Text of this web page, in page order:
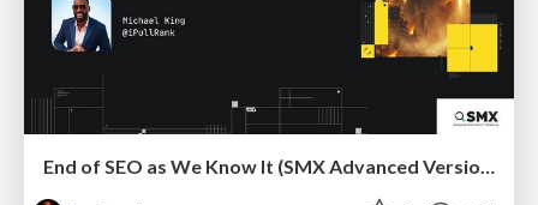
End of SEO as We Know It (SMX Advanced Version)